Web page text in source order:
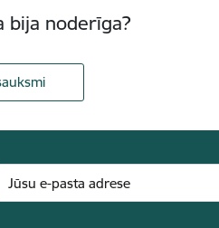
bija noderīga?